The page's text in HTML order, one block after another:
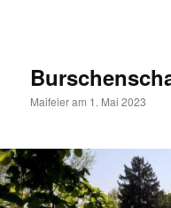
Maifeier am 1. Mai 2023